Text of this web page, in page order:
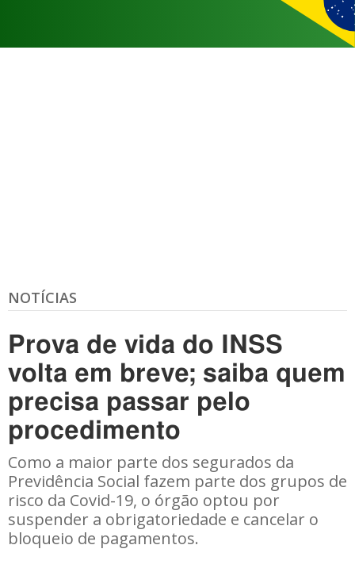
NOTÍCIAS
Prova de vida do INSS
volta em breve; saiba quem
precisa passar pelo
procedimento
Como a maior parte dos segurados da
Previdência Social fazem parte dos grupos de
risco da Covid-19, o órgão optou por
suspender a obrigatoriedade e cancelar o
bloqueio de pagamentos.